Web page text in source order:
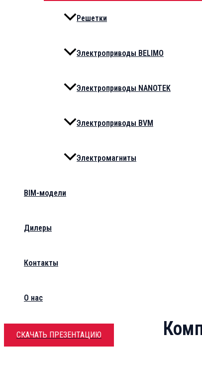
Решетки
Электроприводы BELIMO
Электроприводы NANOTEK
Электроприводы BVM
Электромагниты
BIM-модели
Дилеры
Контакты
О нас
СКАЧАТЬ ПРЕЗЕНТАЦИЮ